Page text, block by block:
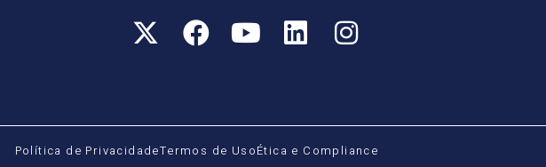
Política de PrivacidadeTermos de UsoÉtica e Compliance